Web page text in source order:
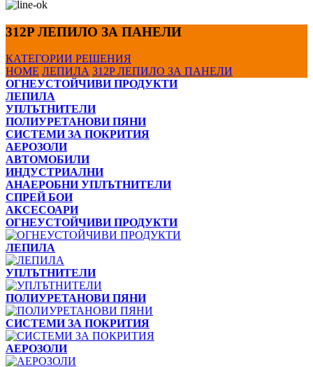
312P ЛЕПИЛО ЗА ПАНЕЛИ
КАТЕГОРИИ РЕШЕНИЯ
HOME ЛЕПИЛА 312P ЛЕПИЛО ЗА ПАНЕЛИ
ОГНЕУСТОЙЧИВИ ПРОДУКТИ
ЛЕПИЛА
УПЛЪТНИТЕЛИ
ПОЛИУРЕТАНОВИ ПЯНИ
СИСТЕМИ ЗА ПОКРИТИЯ
АЕРОЗОЛИ
АВТОМОБИЛИ
ИНДУСТРИАЛНИ
АНАЕРОБНИ УПЛЪТНИТЕЛИ
СПРЕЙ БОИ
АКСЕСОАРИ
ОГНЕУСТОЙЧИВИ ПРОДУКТИ
ЛЕПИЛА
УПЛЪТНИТЕЛИ
ПОЛИУРЕТАНОВИ ПЯНИ
СИСТЕМИ ЗА ПОКРИТИЯ
АЕРОЗОЛИ